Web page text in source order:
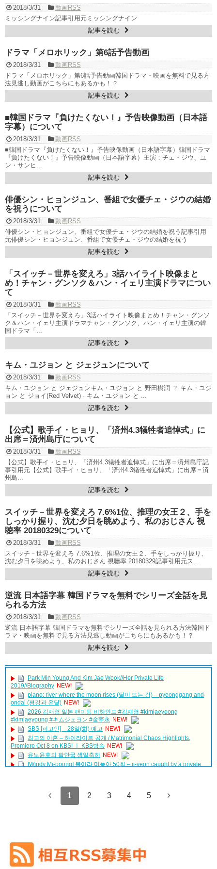
ハン・ヘジン 한혜진 – Still We (여전히 우리는)
한가인 –
九尾狐外伝 第２話 キム・ジウ チョ・ヒョンジェ
九尾狐外伝 メイキング03 ハン・イェスル
チョ・ヒョンジェ 조현재 九尾狐外伝 制作発表会
キム・テヒの弟イ・ワン♥イ・ボミ、今日（28日）結婚……
「ライフ・ オン・ マーズ」2019年11月2日TSUTAYAにて先行レンタ
ル開始！
(ENG SUB) Behind The Scene Hyun Bin 현빈
손예진 Son Ye Jin-
Crash Landing On You/ヒョンビン
ソンイェジン / エンジョイ
ユン・ギュンサン、番組にも登場した愛猫が急死…イ・ソンギョン
ら同僚芸能人から慰めの言葉が続々 – Taka News
グを一部公開（DVD-SET2特典映像より）
「まず熱く掃除せよ」女優キム・ユジョン、「健康がとても回復…
痩せたのはソン・ジェリムのせい!? 」 (11/26)
【裏芸能】キムユジョンの熱愛彼氏はあの大物俳優
キム・ユジョン、美しいセルフショットで近況を伝える“会いたいで
しょ？” Big News TV
キム・ユジョン、新ドラマ「まず熱く掃除せよ」に出演確定…“台本
を見た瞬間惹かれた” 20180123
幻の王女チャミョンゴ エンディング
YUCHUN ♥ LOVE 15 「成均館 5話」
[Fan MV]七日の王妃(7일의 왕비)OST – 정기고 (Junggigo) – 그리고
그려도 (Miss You In My Heart)
俳優カン・ギヨン、突然の熱愛宣言…「キム秘書がなぜそうか」出
演で話題 Big News TV
Powered by livedoor 相互RSS
2018/3/31
動画RSS
ミッシングナイン記事引用元ミッシングナイン
記事を読む
ドラマ「メロホリック」第6話予告動画
2018/3/31
動画RSS
ドラマ「メロホリック」第6話予告動画韓国ドラマ・映画を無料で見る方
法見逃し動画がこちらにもあるかも！？
記事を読む
■韓国ドラマ『負けたくない！』予告映像動画（日本語
字幕）について
2018/3/31
動画RSS
■韓国ドラマ『負けたくない！』予告映像動画（日本語字幕）韓国ドラマ
『負けたくない！』予告映像動画（日本語字幕）主演：チェ・ジウ、ユ
ン・サンヒ...
記事を読む
俳優シン・ヒョンジュン、番組で女優チェ・ジウの結婚
を祝うについて
2018/3/31
動画RSS
俳優シン・ヒョンジュン、番組で女優チェ・ジウの結婚を祝う記事引用
元俳優シン・ヒョンジュン、番組で女優チェ・ジウの結婚を祝う
記事を読む
「スイッチ－世界を変えろ」3話ハイライト映像まと
め！チャン・グンソク＆ハン・イェリ主演ドラマについ
て
2018/3/31
動画RSS
「スイッチ－世界を変えろ」3話ハイライト映像まとめ！チャン・グンソ
ク＆ハン・イェリ主演ドラマチャン・グンソク、ハン・イェリ主演の韓
国ドラマ「...
記事を読む
キム・ユジョン と ジェジュンについて
2018/3/31
動画RSS
キム・ユジョン と ジェジュンキム・ユジョン と 野田樹潤 ？ キム・ユジ
ョン と ジョイ(Red Velvet) · キム・ユジョン と ...
記事を読む
【公式】歌手イ・ヒョリ、「済州4.3犠牲者追悼式」に
出席＝済州島庁について
2018/3/31
動画RSS
【公式】歌手イ・ヒョリ、「済州4.3犠牲者追悼式」に出席＝済州島庁記
事引用元【公式】歌手イ・ヒョリ、「済州4.3犠牲者追悼式」に出席＝済
州島...
記事を読む
スイッチ－世界を変えろ 7.6%1位、推理の女王２、手を
しっかり握り、沈む夕日を眺めよう、私のおじさん 視
聴率 20180329について
2018/3/31
動画RSS
スイッチ－世界を変えろ 7.6%1位、推理の女王２、手をしっかり握り、
沈む夕日を眺めよう、私のおじさん 視聴率 20180329記事引用元ス...
記事を読む
逆流 日本語字幕 韓国ドラマを無料でシリーズ全話を見
られる方法
2018/3/31
動画RSS
逆流 日本語字幕 韓国ドラマを無料でシリーズ全話を見られる方法韓国ド
ラマ・映画を無料で見る方法見逃し動画がこちらにもあるかも！？
記事を読む
Park Min Young And Kim Jae Wook//Her Private Life
2019//Biography NEW!
piano: river where the moon rises (달이 뜨는 강) – pyeonggang and
ondal (평강과 온달) NEW!
2026 김재영 일본 팬미팅 비하인드 #김재영 #kimjaeyeong
#kimjaeyoung #キムジェヨン #金宰永 NEW!
SBS [피고인] – 28일(화) 예고 NEW!
최고의 이혼 – 하이라이트 공개 / Matrimonial Chaos Highlights,
Premiere Oct 8 on KBS! ㅣ KBS방송 NEW!
유노윤호의 팔안굽 생일축하 NEW!
[Windy Mi-poong] 불어라 미풍아 50회 – ji-yeon caught by a private
しい祈祷師を熱演 映画『神社 悪魔のささやき』日本語メッセージ付き本編
「30だけど17です」ヤン・セジョンのお姫様抱っこや腕枕に胸キュ
Ｔ１映像特典より
NEW!
SKY Castle #Kdrama #Doramas #Netflix #KDramaBrasil
#KoreanDrama #Dorameira #KdramaEdit NEW!
「違う（ちがう）・異なる」を韓国語では？「다르다（タルダ）」
の意味・使い方について
yoon kyun sang
HSF(126)-윤균상 서울숲 벤치 (YUN Kyunsang)(4)September::
Healing in Seoul Forest (서울숲)
1 2 3 4 5